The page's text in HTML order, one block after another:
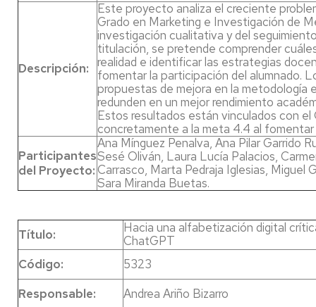
Descripción:
Este proyecto analiza el creciente
Grado en Marketing e Investigación de
investigación cualitativa y del
titulación, se pretende comprender
realidad e identificar las estrategias
fomentar la participación del alumnado.
propuestas de mejora en la metodología
redunden en un mejor rendimiento
Estos resultados están vinculados con
concretamente a la meta 4.4 al
Participantes
del Proyecto:
Ana Mínguez Penalva, Ana Pilar Garrido
Sesé Oliván, Laura Lucía Palacios,
Carrasco, Marta Pedraja Iglesias, Miguel
Sara Miranda Buetas.
Título:
Hacia una alfabetización digital
ChatGPT
Código:
5323
Responsable:
Andrea Ariño Bizarro